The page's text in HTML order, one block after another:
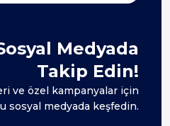
Medyada
Takip Edin!
ve özel kampanyalar için
sosyal medyada keşfedin.